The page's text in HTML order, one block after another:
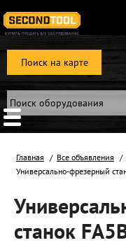
Поиск на карте
Главная Все объявления
Универсально-фрезерный
станок